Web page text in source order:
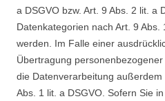
a DSGVO bzw. Art. 9 Abs. 2 lit. a
Datenkategorien nach Art. 9 Abs.
werden. Im Falle einer
Übertragung
die Datenverarbeitung
Abs. 1 lit. a DSGVO. Sofern Sie